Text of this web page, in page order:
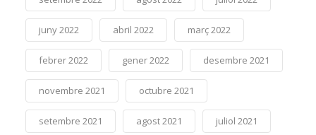
juny 2022 abril 2022 març 2022
febrer 2022 gener 2022 desembre 2021
novembre 2021 octubre 2021
setembre 2021 agost 2021 juliol 2021